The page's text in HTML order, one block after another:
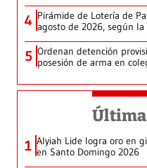
4 Pirámide de Lotería de
agosto de 2026, según la
5 Ordenan detención
posesión de arma en
1 Alyiah Lide logra oro en
en Santo Domingo 2026